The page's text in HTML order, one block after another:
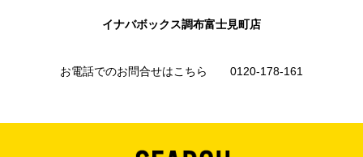
イナバボックス調布富士見町店
お電話でのお問合せはこちら 0120-178-161